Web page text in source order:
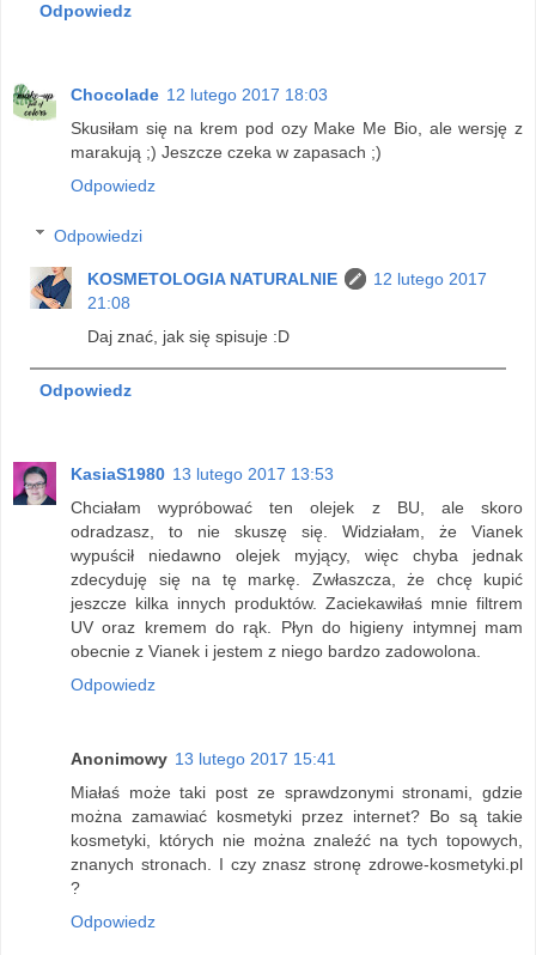
Odpowiedz
Chocolade 12 lutego 2017 18:03
Skusiłam się na krem pod ozy Make Me Bio, ale wersję z
marakują ;) Jeszcze czeka w zapasach ;)
Odpowiedz
Odpowiedzi
KOSMETOLOGIA NATURALNIE
12 lutego 2017
21:08
Daj znać, jak się spisuje :D
Odpowiedz
KasiaS1980 13 lutego 2017 13:53
Chciałam wypróbować ten olejek z BU, ale skoro
odradzasz, to nie skuszę się. Widziałam, że Vianek
wypuścił niedawno olejek myjący, więc chyba jednak
zdecyduję się na tę markę. Zwłaszcza, że chcę kupić
jeszcze kilka innych produktów. Zaciekawiłaś mnie filtrem
UV oraz kremem do rąk. Płyn do higieny intymnej mam
obecnie z Vianek i jestem z niego bardzo zadowolona.
Odpowiedz
Anonimowy 13 lutego 2017 15:41
Miałaś może taki post ze sprawdzonymi stronami, gdzie
można zamawiać kosmetyki przez internet? Bo są takie
kosmetyki, których nie można znaleźć na tych topowych,
znanych stronach. I czy znasz stronę zdrowe-kosmetyki.pl
?
Odpowiedz